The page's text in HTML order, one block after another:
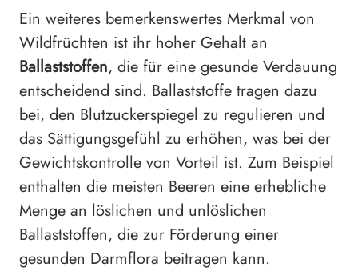
Ein weiteres bemerkenswertes Merkmal von
Wildfrüchten ist ihr hoher Gehalt an
Ballaststoffen, die für eine gesunde Verdauung
entscheidend sind. Ballaststoffe tragen dazu
bei, den Blutzuckerspiegel zu regulieren und
das Sättigungsgefühl zu erhöhen, was bei der
Gewichtskontrolle von Vorteil ist. Zum Beispiel
enthalten die meisten Beeren eine erhebliche
Menge an löslichen und unlöslichen
Ballaststoffen, die zur Förderung einer
gesunden Darmflora beitragen kann.